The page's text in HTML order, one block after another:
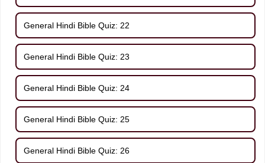
General Hindi Bible Quiz: 22
General Hindi Bible Quiz: 23
General Hindi Bible Quiz: 24
General Hindi Bible Quiz: 25
General Hindi Bible Quiz: 26